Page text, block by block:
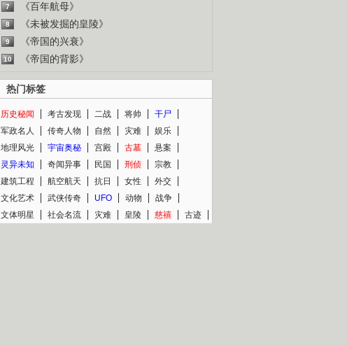
7 《百年航母》
8 《未被发掘的皇陵》
9 《帝国的兴衰》
10 《帝国的背影》
热门标签
历史秘闻 考古发现 二战 将帅
干尸
军政名人
传奇人物 自然 灾难
娱乐
地理风光
宇宙奥秘 宫殿 古墓
悬案
灵异未知
奇闻异事 民国 刑侦
宗教
建筑工程
航空航天 抗日 女性
外交
文化艺术
武侠传奇 UFO 动物
战争
文体明星
社会名流 灾难 皇陵 慈禧
古迹